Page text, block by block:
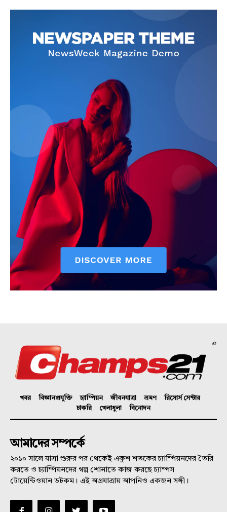
©
খবর বিজ্ঞানপ্রযুক্তি চ্যাম্পিয়ন জীবনযাত্রা ভ্রমণ
রিসোর্স সেন্টার
চাকরি
খেলাধুলা বিনোদন
আমাদের সম্পর্কে
২০১০ সালে যাত্রা শুরুর পর থেকেই একুশ শতকের চ্যাম্পিয়নদের তৈরি
করতে ও চ্যাম্পিয়নদের গল্প শোনাতে কাজ করছে চ্যাম্পস
টোয়েন্টিওয়ান ডটকম। এই অগ্রযাত্রায় আপনিও একজন সঙ্গী।